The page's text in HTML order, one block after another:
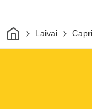
PradžiaLaivai